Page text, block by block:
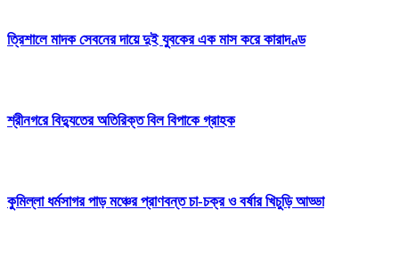
ত্রিশালে মাদক সেবনের দায়ে দুই যুবকের এক মাস করে কারাদণ্ড
শ্রীনগরে বিদ্যুতের অতিরিক্ত বিল বিপাকে গ্রাহক
কুমিল্লা ধর্মসাগর পাড় মঞ্চের প্রাণবন্ত চা-চক্র ও বর্ষার খিচুড়ি আড্ডা